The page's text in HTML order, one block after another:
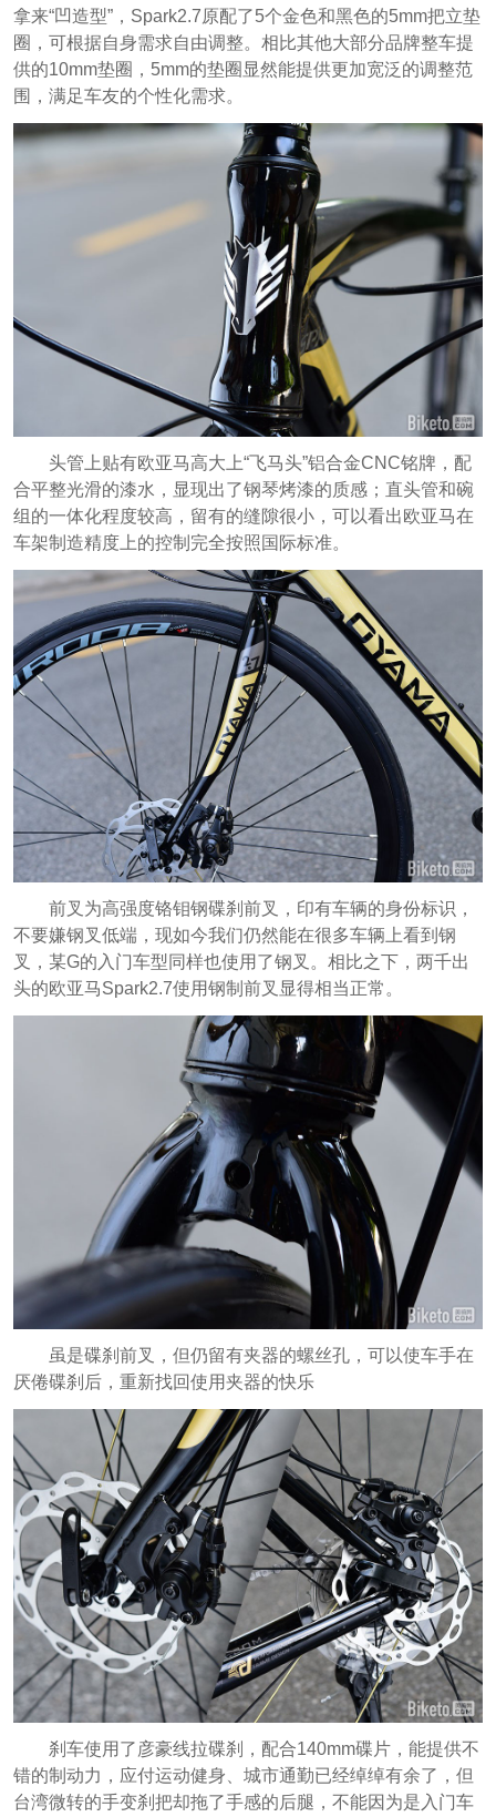
拿来“凹造型”，Spark2.7原配了5个金色和黑色的5mm把立垫
圈，可根据自身需求自由调整。相比其他大部分品牌整车提
供的10mm垫圈，5mm的垫圈显然能提供更加宽泛的调整范
围，满足车友的个性化需求。
头管上贴有欧亚马高大上“飞马头”铝合金CNC铭牌，配
合平整光滑的漆水，显现出了钢琴烤漆的质感；直头管和碗
组的一体化程度较高，留有的缝隙很小，可以看出欧亚马在
车架制造精度上的控制完全按照国际标准。
前叉为高强度铬钼钢碟刹前叉，印有车辆的身份标识，
不要嫌钢叉低端，现如今我们仍然能在很多车辆上看到钢
叉，某G的入门车型同样也使用了钢叉。相比之下，两千出
头的欧亚马Spark2.7使用钢制前叉显得相当正常。
虽是碟刹前叉，但仍留有夹器的螺丝孔，可以使车手在
厌倦碟刹后，重新找回使用夹器的快乐
刹车使用了彦豪线拉碟刹，配合140mm碟片，能提供不
错的制动力，应付运动健身、城市通勤已经绰绰有余了，但
台湾微转的手变刹把却拖了手感的后腿，不能因为是入门车